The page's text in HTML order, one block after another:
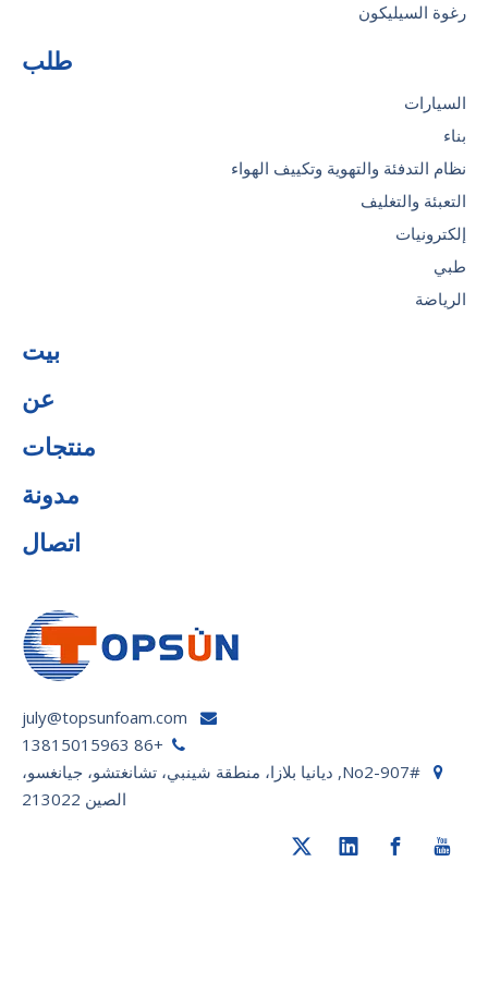
رغوة السيليكون
طلب
السيارات
بناء
نظام التدفئة والتهوية وتكييف الهواء
التعبئة والتغليف
إلكترونيات
طبي
الرياضة
بيت
عن
منتجات
مدونة
اتصال

july@topsunfoam.com

+86 13815015963

No2-907#, ديانيا بلازا، منطقة شينبي، تشانغتشو، جيانغسو،
الصين 213022